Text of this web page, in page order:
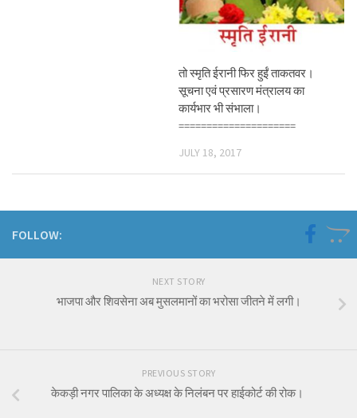
तो स्मृति ईरानी फिर हुईं ताकतवर।
सूचना एवं प्रसारण मंत्रालय का
कार्यभार भी संभाला।
=====================
JULY 18, 2017
FOLLOW:
NEXT STORY
भाजपा और शिवसेना अब मुसलमानों का भरोसा जीतने में लगी।
PREVIOUS STORY
केकड़ी नगर पालिका के अध्यक्ष के निलंबन पर हाईकोर्ट की रोक।